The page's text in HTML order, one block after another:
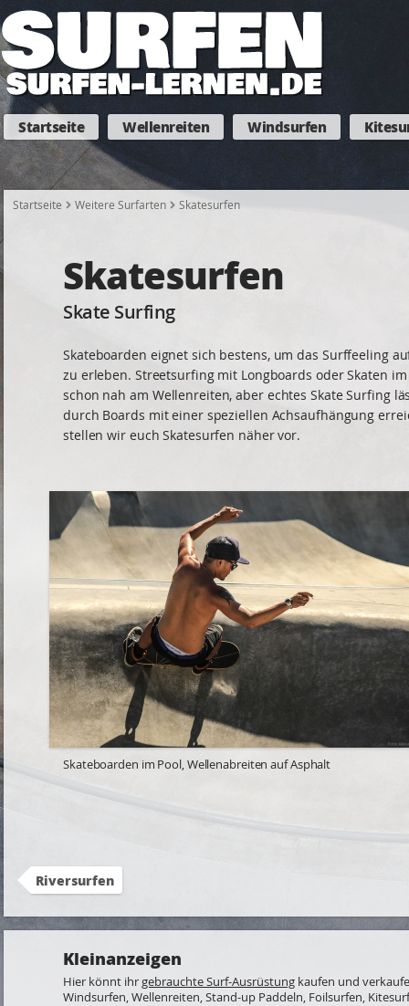
Startseite Wellenreiten Windsurfen
Startseite Weitere Surfarten Skatesurfen
Skatesurfen
Skate Surfing
Skateboarden eignet sich bestens, um das Surffeeling
zu erleben. Streetsurfing mit Longboards oder Skaten im
schon nah am Wellenreiten, aber echtes Skate Surfing
durch Boards mit einer speziellen Achsaufhängung
stellen wir euch Skatesurfen näher vor.
Skateboarden im Pool, Wellenabreiten auf Asphalt
Riversurfen
Kleinanzeigen
Hier könnt ihrgebrauchte Surf-Ausrüstung kaufen und
Windsurfen, Wellenreiten, Stand-up Paddeln, Foilsurfen,